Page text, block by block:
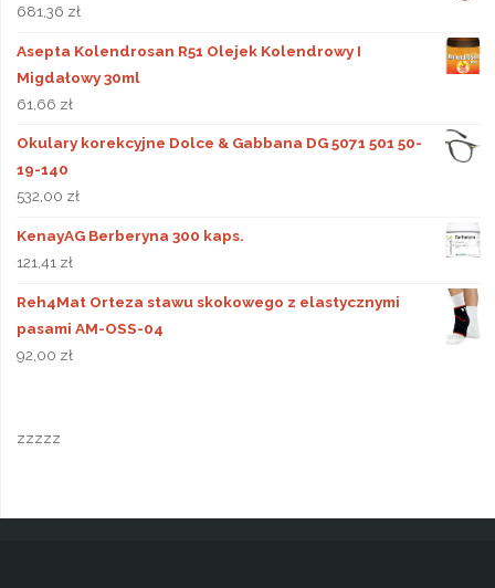
681,36 zł
Asepta Kolendrosan R51 Olejek Kolendrowy I
Migdałowy 30ml
61,66 zł
Okulary korekcyjne Dolce & Gabbana DG 5071 501 50-
19-140
532,00 zł
KenayAG Berberyna 300 kaps.
121,41 zł
Reh4Mat Orteza stawu skokowego z elastycznymi
pasami AM-OSS-04
92,00 zł
zzzzz